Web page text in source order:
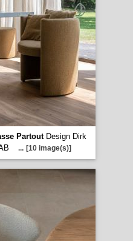
PartoutDesign Dirk
... [10 image(s)]